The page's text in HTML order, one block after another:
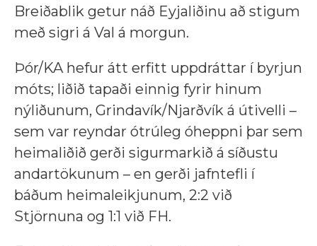
Breiðablik getur náð Eyjaliðinu að stigum
með sigri á Val á morgun.
Þór/KA hefur átt erfitt uppdráttar í byrjun
móts; liðið tapaði einnig fyrir hinum
nýliðunum, Grindavík/Njarðvík á útivelli –
sem var reyndar ótrúleg óheppni þar sem
heimaliðið gerði sigurmarkið á síðustu
andartökunum – en gerði jafntefli í
báðum heimaleikjunum, 2:2 við
Stjörnuna og 1:1 við FH.